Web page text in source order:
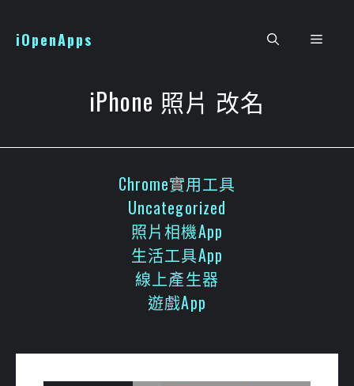
iOpenApps 選
iPhone 照片 改名
Chrome實用工具
Uncategorized
照片相機App
生活工具App
線上產生器
遊戲App